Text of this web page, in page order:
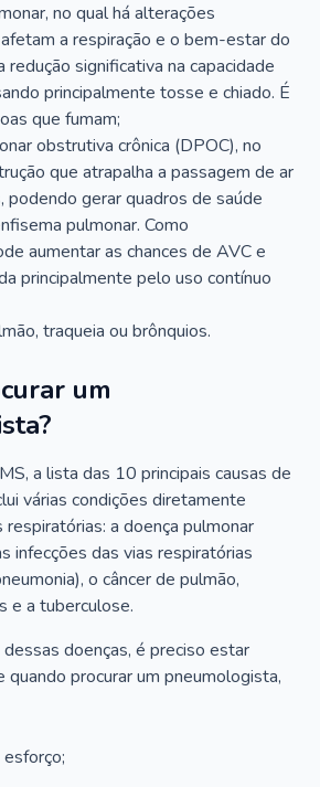
no qual há alterações
a respiração e o bem-estar do
redução significativa na capacidade
principalmente tosse e chiado. É
que fumam;
obstrutiva crônica (DPOC), no
que atrapalha a passagem de ar
podendo gerar quadros de saúde
pulmonar. Como
aumentar as chances de AVC e
principalmente pelo uso contínuo
traqueia ou brônquios.
um
a lista das 10 principais causas de
várias condições diretamente
respiratórias: a doença pulmonar
infecções das vias respiratórias
o câncer de pulmão,
e a tuberculose.
doenças, é preciso estar
quando procurar um pneumologista,